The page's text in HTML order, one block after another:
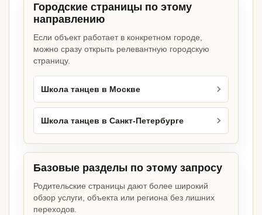
Городские страницы по этому
направлению
Если объект работает в конкретном городе,
можно сразу открыть релевантную городскую
страницу.
Школа танцев в Москве
Школа танцев в Санкт-Петербурге
Базовые разделы по этому запросу
Родительские страницы дают более широкий
обзор услуги, объекта или региона без лишних
переходов.